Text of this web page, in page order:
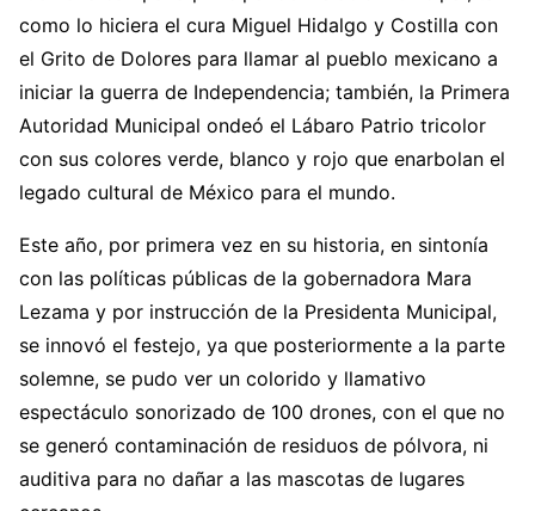
como lo hiciera el cura Miguel Hidalgo y Costilla con
el Grito de Dolores para llamar al pueblo mexicano a
iniciar la guerra de Independencia; también, la Primera
Autoridad Municipal ondeó el Lábaro Patrio tricolor
con sus colores verde, blanco y rojo que enarbolan el
legado cultural de México para el mundo.
Este año, por primera vez en su historia, en sintonía
con las políticas públicas de la gobernadora Mara
Lezama y por instrucción de la Presidenta Municipal,
se innovó el festejo, ya que posteriormente a la parte
solemne, se pudo ver un colorido y llamativo
espectáculo sonorizado de 100 drones, con el que no
se generó contaminación de residuos de pólvora, ni
auditiva para no dañar a las mascotas de lugares